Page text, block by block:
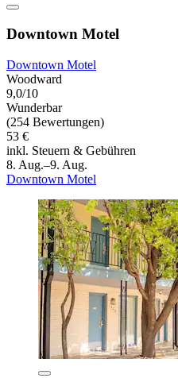
Downtown Motel
Downtown Motel
Woodward
9,0/10
Wunderbar
(254 Bewertungen)
53 €
inkl. Steuern & Gebühren
8. Aug.–9. Aug.
Downtown Motel